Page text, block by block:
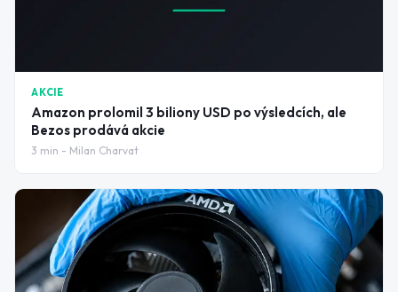
AKCIE
Amazon prolomil 3 biliony USD po výsledcích, ale
Bezos prodává akcie
3 min - Milan Charvat